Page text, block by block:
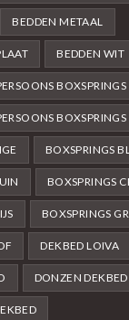
BEDDEN METAAL
BEDDEN WIT
BOXSPRINGS
BOXSPRINGS
BOXSPRINGS
BOXSPRINGS
BOXSPRINGS
DEKBED LOIVA
DONZEN DEKBED